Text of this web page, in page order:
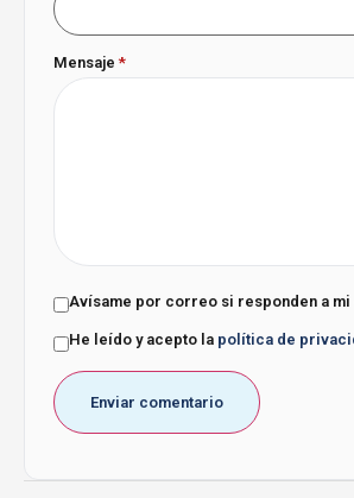
Mensaje*
Avísame por correo si responden a
He leído y acepto la política de